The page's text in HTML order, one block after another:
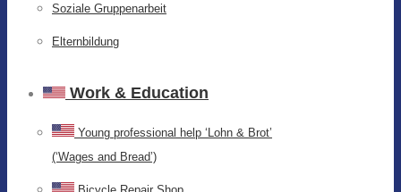
Soziale Gruppenarbeit
Elternbildung
Work & Education
Young professional help ‘Lohn & Brot’
(‘Wages and Bread’)